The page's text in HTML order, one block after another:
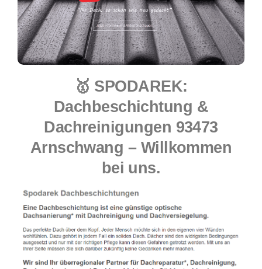
🥇 SPODAREK:
Dachbeschichtung &
Dachreinigungen 93473
Arnschwang – Willkommen
bei uns.